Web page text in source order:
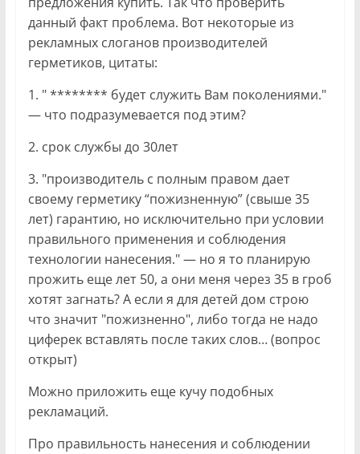
данный факт проблема. Вот некоторые из
рекламных слоганов производителей
герметиков, цитаты:
1. " ******** будет служить Вам поколениями."
— что подразумевается под этим?
2. срок службы до 30лет
3. "производитель с полным правом дает
своему герметику “пожизненную” (свыше 35
лет) гарантию, но исключительно при условии
правильного применения и соблюдения
технологии нанесения." — но я то планирую
прожить еще лет 50, а они меня через 35 в гроб
хотят загнать? А если я для детей дом строю
что значит "пожизненно", либо тогда не надо
циферек вставлять после таких слов… (вопрос
открыт)
Можно приложить еще кучу подобных
рекламаций.
Про правильность нанесения и соблюдении